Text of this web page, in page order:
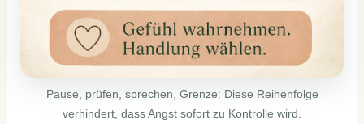
Pause, prüfen, sprechen, Grenze: Diese Reihenfolge
verhindert, dass Angst sofort zu Kontrolle wird.